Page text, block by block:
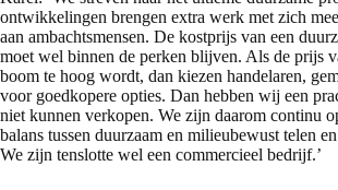
ontwikkelingen brengen extra werk met zich
aan ambachtsmensen. De kostprijs van een
moet wel binnen de perken blijven. Als de prijs
boom te hoog wordt, dan kiezen handelaren,
voor goedkopere opties. Dan hebben wij een
niet kunnen verkopen. We zijn daarom continu
balans tussen duurzaam en milieubewust telen
We zijn tenslotte wel een commercieel bedrijf.’